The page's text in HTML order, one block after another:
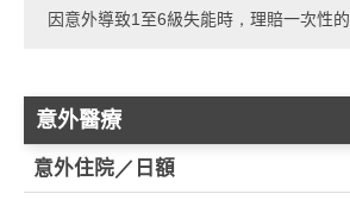
因意外導致1至6級失能時，理賠一次性
意外醫療
意外住院／日額